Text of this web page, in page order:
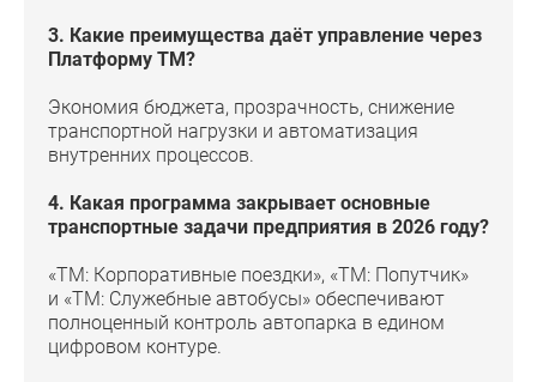
3. Какие преимущества даёт управление через
Платформу ТМ?
Экономия бюджета, прозрачность, снижение
транспортной нагрузки и автоматизация
внутренних процессов.
4. Какая программа закрывает основные
транспортные задачи предприятия в 2026 году?
«ТМ: Корпоративные поездки», «ТМ: Попутчик»
и «ТМ: Служебные автобусы» обеспечивают
полноценный контроль автопарка в едином
цифровом контуре.